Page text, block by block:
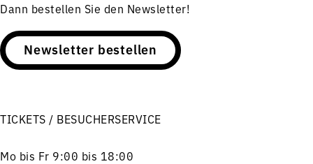
Dann bestellen Sie den Newsletter!
Newsletter bestellen
TICKETS / BESUCHERSERVICE
Mo bis Fr 9:00 bis 18:00